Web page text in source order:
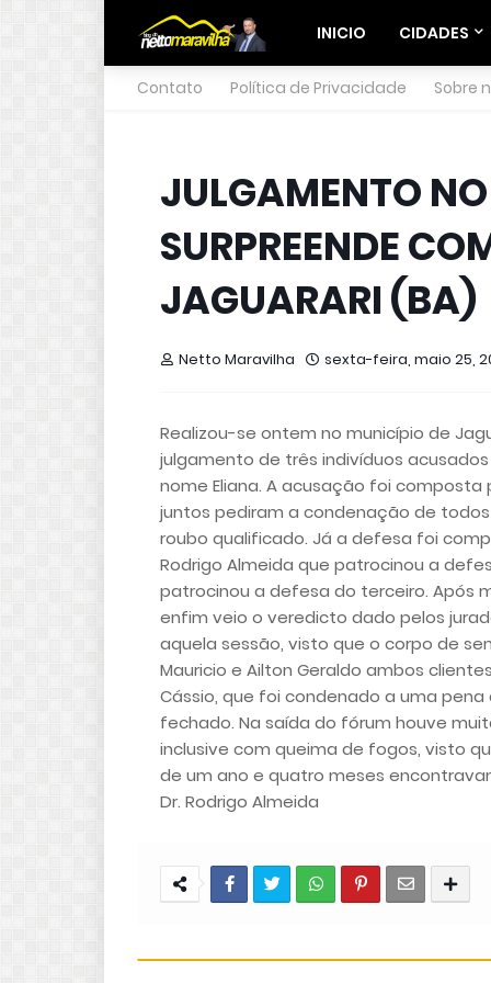
INICIO CIDADES
Contato Política de Privacidade Sobre
JULGAMENTO
SURPREENDE
JAGUARARI (BA)
Netto Maravilha sexta-feira, maio 25,
Realizou-se ontem no município de
julgamento de três indivíduos
nome Eliana. A acusação foi composta
juntos pediram a condenação de
roubo qualificado. Já a defesa foi
Rodrigo Almeida que patrocinou a
patrocinou a defesa do terceiro. Após
enfim veio o veredicto dado pelos
aquela sessão, visto que o corpo de
Mauricio e Ailton Geraldo ambos
Cássio, que foi condenado a uma
fechado. Na saída do fórum houve
inclusive com queima de fogos, visto
de um ano e quatro meses
Dr. Rodrigo Almeida